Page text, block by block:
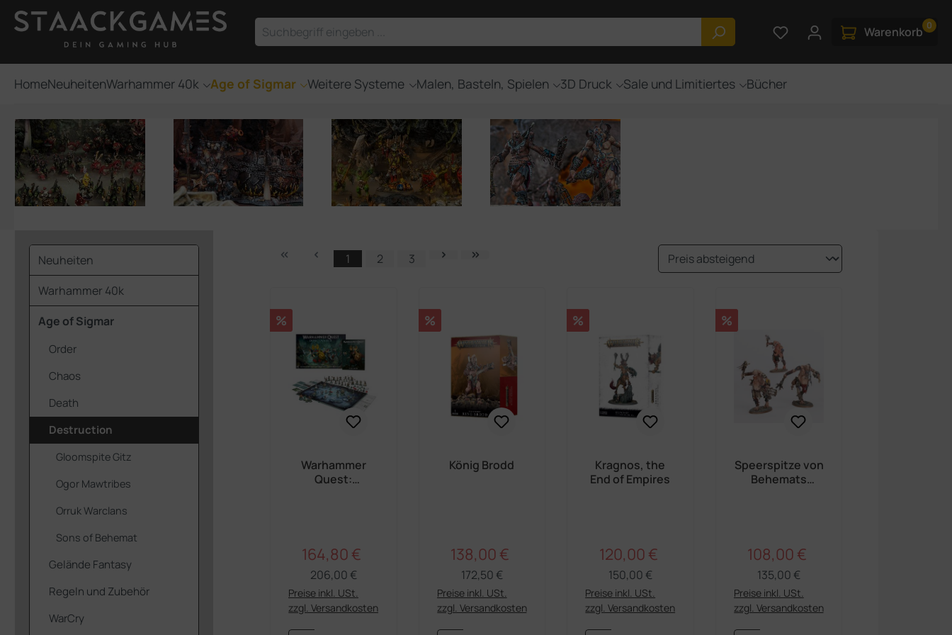
Hauptinhalt springen
Zur Suche springen
Du hast 0 Produkte auf dem
Warenkorb 0
HomeNeuheitenWarhammer 40k Age of Sigmar Weitere Systeme Malen, Basteln, Spielen 3D Druck Sale und Limitiertes Bücher
Neuheiten
Warhammer 40k
Age of Sigmar
Order
Chaos
Death
Destruction
Gloomspite Gitz
Ogor Mawtribes
Orruk Warclans
Sons of Behemat
Gelände Fantasy
Regeln und Zubehör
WarCry
Seite
1 Seite
2 Seite
3
Rabatt
%
Warhammer
Quest:
Verkaufspreis:
164,80 €
206,00 €
Preise inkl. USt.
zzgl. Versandkosten
Rabatt
%
König Brodd
Verkaufspreis:
138,00 €
172,50 €
Preise inkl. USt.
zzgl. Versandkosten
Rabatt
%
Kragnos, the
End of Empires
Verkaufspreis:
120,00 €
150,00 €
Preise inkl. USt.
zzgl. Versandkosten
Rabatt
%
Speerspitze von
Behemats
Verkaufspreis:
108,00 €
135,00 €
Preise inkl. USt.
zzgl. Versandkosten